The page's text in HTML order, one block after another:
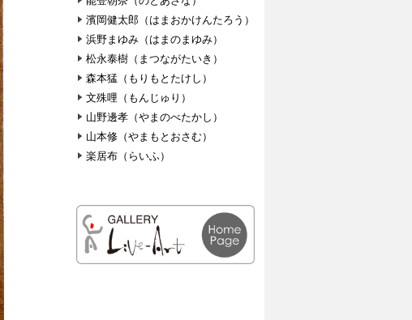
濱岡健太郎（はまおかけんたろう）
浜野まゆみ（はまのまゆみ）
松永泰樹（まつながたいき）
森本猛（もりもとたけし）
文殊哩（もんじゅり）
山野邊孝（やまのべたかし）
山本修（やまもとおさむ）
楽居布（らいふ）